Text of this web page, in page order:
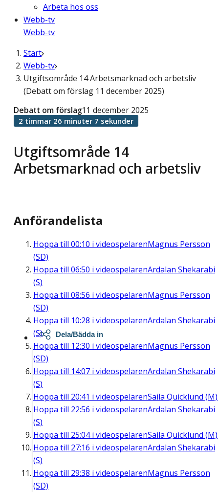
Arbeta hos oss
Webb-tv
Webb-tv
Start
Webb-tv
Utgiftsområde 14 Arbetsmarknad och arbetsliv
(Debatt om förslag 11 december 2025)
Utgiftsområde 14
Arbetsmarknad och arbetsliv
Debatt om förslag11 december 2025
2 timmar 26 minuter 7 sekunder
Anförandelista
Hoppa till 00:10 i videospelarenMagnus Persson
(SD)
Hoppa till 06:50 i videospelarenArdalan Shekarabi
(S)
Hoppa till 08:56 i videospelarenMagnus Persson
(SD)
Hoppa till 10:28 i videospelarenArdalan Shekarabi
(S)
Hoppa till 12:30 i videospelarenMagnus Persson
(SD)
Hoppa till 14:07 i videospelarenArdalan Shekarabi
(S)
Hoppa till 20:41 i videospelarenSaila Quicklund (M)
Hoppa till 22:56 i videospelarenArdalan Shekarabi
(S)
Hoppa till 25:04i videospelarenSaila Quicklund (M)
Hoppa till 27:16 i videospelarenArdalan Shekarabi
(S)
Hoppa till 29:38 i videospelarenMagnus Persson
(SD)
Dela/Bädda in